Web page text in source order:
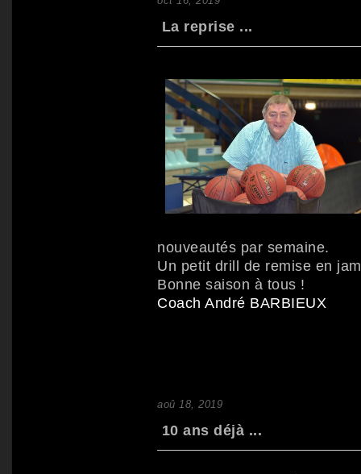
La reprise ...
nouveautés par semaine.
Un petit drill de remise en
Bonne saison à tous !
Coach André BARBIEUX
aoû 18, 2019
10 ans déjà ...